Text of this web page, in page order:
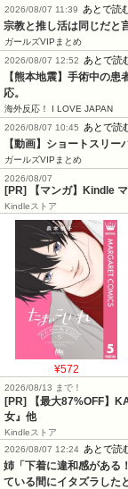
2026/08/07 11:39 あとで読
宗教と推し活は同じだと
ガールズVIPまとめ
2026/08/07 12:52
あとで読
【熊本地震】手術中の
応。
海外反応！ I LOVE JAPAN
2026/08/07 10:45
あとで読
【動画】ショートスリ
ガールズVIPまとめ
2026/08/07
[PR] 【マンガ】Kindle
Kindleストア
¥572
2026/08/13 まで！
[PR] 【最大87%OFF】
女』他
Kindleストア
2026/08/07 12:24 あとで読
姉「下着に違和感がある
ている間にイタズラした